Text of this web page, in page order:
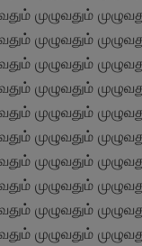
முழுவதும்
முழுவதும்
முழுவதும்
முழுவதும்
முழுவதும்
முழுவதும்
முழுவதும்
முழுவதும்
முழுவதும்
முழுவதும்